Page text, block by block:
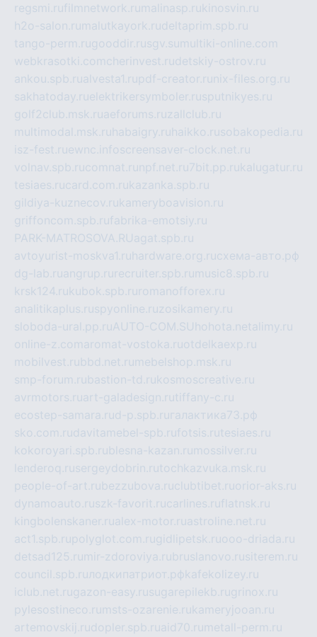
regsmi.rufilmnetwork.ru malinasp.rukinosvin.ru
h2o-salon.ru malutkayork.rudeltaprim.spb.ru
tango-perm.rugooddir.rusgv.su multiki-online.com
webkrasotki.comcherinvest.rudetskiy-ostrov.ru
ankou.spb.rualvesta1.rupdf-creator.ru nix-files.org.ru
sakhatoday.ruelektrikersymboler.rusputnikyes.ru
golf2club.msk.ruaeforums.ruzallclub.ru
multimodal.msk.ru habaigry.ru haikko.rusobakopedia.ru
isz-fest.ruewnc.infoscreensaver-clock.net.ru
volnav.spb.rucomnat.ru npf.net.ru7bit.pp.rukalugatur.ru
tesiaes.rucard.com.rukazanka.spb.ru
gildiya-kuznecov.rukameryboavision.ru
griffoncom.spb.rufabrika-emotsiy.ru
PARK-MATROSOVA.RUagat.spb.ru
avtoyurist-moskva1.ru hardware.org.ruсхема-авто.рф
dg-lab.ruangrup.ru recruiter.spb.ru music8.spb.ru
krsk124.rukubok.spb.ru romanofforex.ru
analitikaplus.ruspyonline.ruzosikamery.ru
sloboda-ural.pp.ruAUTO-COM.SU hohota.netalimy.ru
online-z.comaromat-vostoka.ruotdelkaexp.ru
mobilvest.rubbd.net.ru mebelshop.msk.ru
smp-forum.rubastion-td.rukosmoscreative.ru
avrmotors.ruart-galadesign.rutiffany-c.ru
ecostep-samara.rud-p.spb.ru галактика73.рф
sko.com.rudavitamebel-spb.rufotsis.rutesiaes.ru
kokoroyari.spb.rublesna-kazan.ru mossilver.ru
lenderoq.rusergeydobrin.rutochkazvuka.msk.ru
people-of-art.rubezzubova.ruclubtibet.ruorior-aks.ru
dynamoauto.ruszk-favorit.rucarlines.ruflatnsk.ru
kingbolenskaner.rualex-motor.ruastroline.net.ru
act1.spb.rupolyglot.com.rugidlipetsk.ruooo-driada.ru
detsad125.ru mir-zdoroviya.rubruslanovo.rusiterem.ru
council.spb.ruлодкипатриот.рфkafekolizey.ru
iclub.net.rugazon-easy.rusugarepilekb.rugrinox.ru
pylesostineco.ru msts-ozarenie.rukameryjooan.ru
artemovskij.rudopler.spb.ruaid70.ru metall-perm.ru